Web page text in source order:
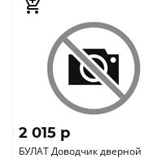
2 015 p
БУЛАТ Доводчик дверной